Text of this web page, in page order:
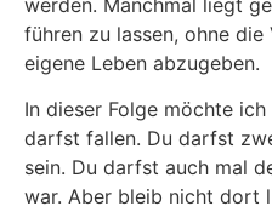
führen zu lassen, ohne
eigene Leben abzugeben.
In dieser Folge möchte
darfst fallen. Du darfst
sein. Du darfst auch mal
war. Aber bleib nicht dort